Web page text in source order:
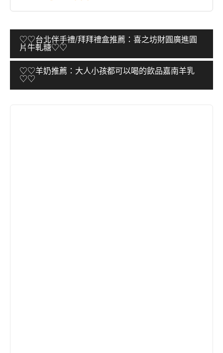
文
章
導
覽
♡♡台北伴手禮/拜拜禮盒推薦：喜之坊財圓廣進圓
片牛軋糖♡♡
♡♡羊奶推薦：大人小孩都可以喝的飲品嘉南羊乳
♡♡